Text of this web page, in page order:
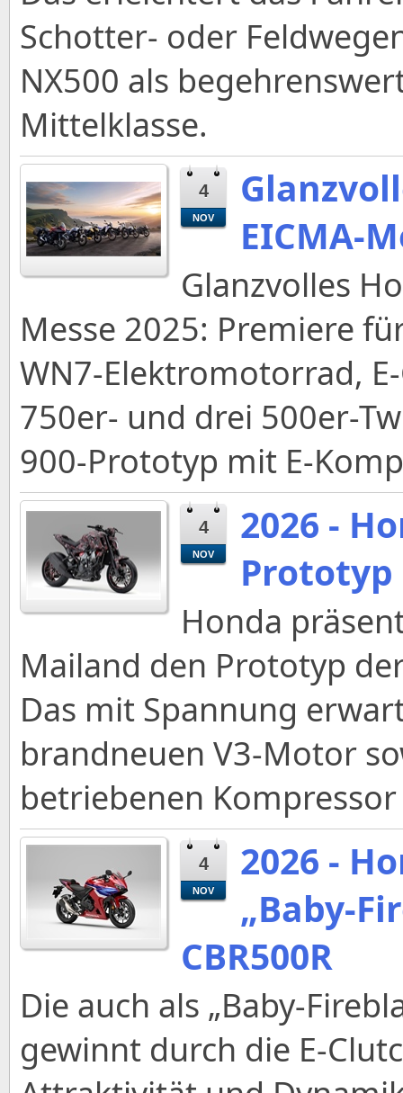
Schotter- oder
NX500 als
Mittelklasse.
4
NOV
EICMA-
Glanzvolles
Messe 2025: Premiere
WN7-Elektromotorrad,
750er- und drei 500er-
900-Prototyp mit E-
4
NOV
2026 -
Prototyp
Honda
Mailand den Prototyp
Das mit Spannung
brandneuen V3-Motor
betriebenen
4
NOV
2026 -
„Baby-
CBR500R
Die auch als „Baby-
gewinnt durch die E-